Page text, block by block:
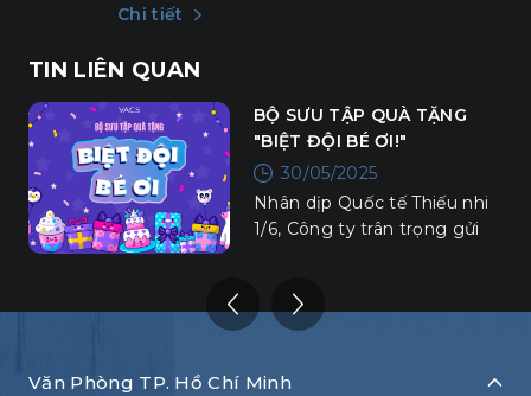
của chúng ta vẫn tranh thủ thời gian sau giờ
màn trình diễn hấp dẫn nhất tặng cho các
năm này. Những giọt mồ hôi còn lăn trên
má, những mệt mỏi khi phải hoạt động liên
tục nhưng vẫn không làm giảm đi tinh thần
của tất cả các thành viên team văn nghệ.
Chúng ta hãy cùng xem, không khí tập
luyện trước giờ G của VACSers như thế nào
Chi tiết
TIN LIÊN QUAN
BỘ SƯU TẬP QUÀ TẶNG
"BIỆT ĐỘI BÉ ƠI!"
30/05/2025
Nhân dịp Quốc tế Thiếu nhi
1/6, Công ty trân trọng gửi
bộ quà tặng nhỏ xinh mang
tên “Biệt đội Bé ơi!”.
Văn Phòng TP. Hồ Chí Minh